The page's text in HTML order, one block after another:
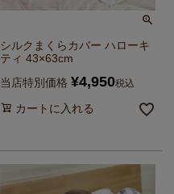
シルクまくらカバー ハローキ
ティ 43×63cm
当店特別価格 ¥4,950税込
カートに入れる